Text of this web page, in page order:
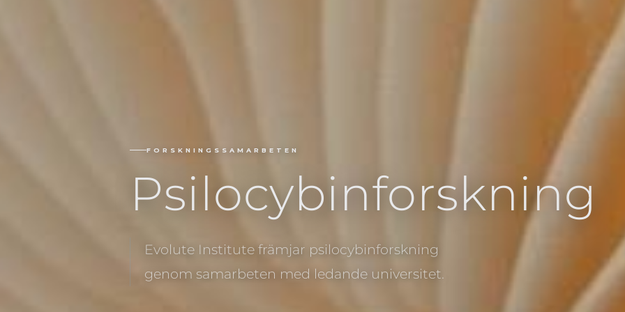
FORSKNINGSSAMARBETEN
Psilocybinforskning
Evolute Institute främjar psilocybinforskning
genom samarbeten med ledande universitet.